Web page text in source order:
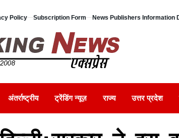
Policy Subscription Form News Publishers Information
अंतर्राष्ट्रीय ट्रेंडिंग न्यूज़ राज्य उत्तर प्रदेश